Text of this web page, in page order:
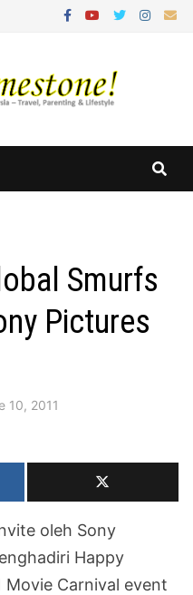
Smurfs
Pictures
10, 2011
oleh Sony
Happy
Movie Carnival event